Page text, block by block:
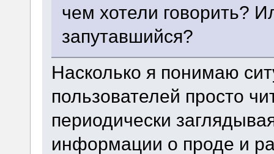
чем хотели говорить?
запутавшийся?
Насколько я понимаю
пользователей просто
периодически
информации о проде и